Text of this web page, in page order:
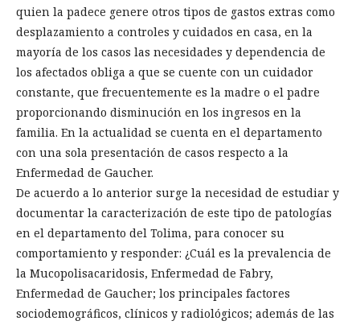
quien la padece genere otros tipos de gastos extras como
desplazamiento a controles y cuidados en casa, en la
mayoría de los casos las necesidades y dependencia de
los afectados obliga a que se cuente con un cuidador
constante, que frecuentemente es la madre o el padre
proporcionando disminución en los ingresos en la
familia. En la actualidad se cuenta en el departamento
con una sola presentación de casos respecto a la
Enfermedad de Gaucher.
De acuerdo a lo anterior surge la necesidad de estudiar y
documentar la caracterización de este tipo de patologías
en el departamento del Tolima, para conocer su
comportamiento y responder: ¿Cuál es la prevalencia de
la Mucopolisacaridosis, Enfermedad de Fabry,
Enfermedad de Gaucher; los principales factores
sociodemográficos, clínicos y radiológicos; además de las